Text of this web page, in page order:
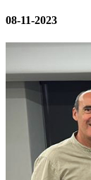
08-11-2023